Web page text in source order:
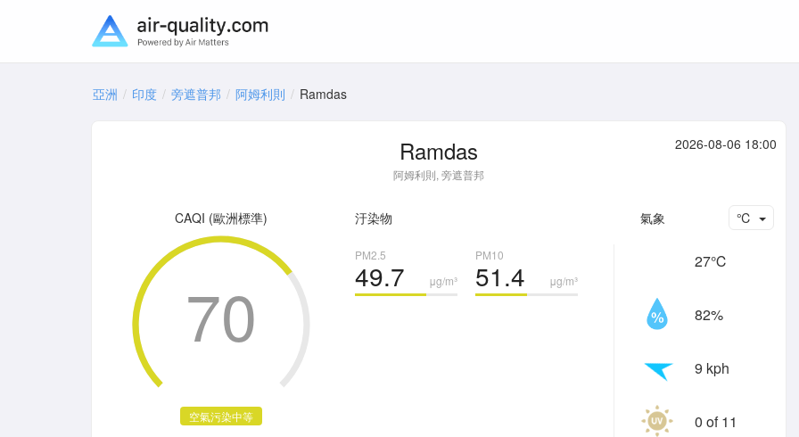
亞洲 印度 旁遮普邦 阿姆利則 Ramdas
Ramdas
阿姆利則, 旁遮普邦
2026-08-06 18:00
CAQI (歐洲標準)
空氣污染中等
70
汙染物
PM2.5
μg/m³
49.7
PM10
μg/m³
51.4
氣象 ℃
27℃
82%
9 kph
0 of 11